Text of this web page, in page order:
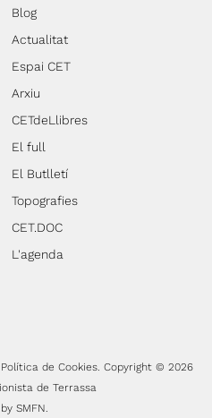
Blog
Actualitat
Espai CET
Arxiu
CETdeLlibres
El full
El Butlletí
Topografies
CET.DOC
L'agenda
Política de Cookies Copyright © 2026
de Terrassa
SMFN